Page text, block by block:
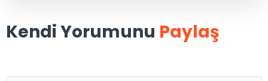
Sıkça Sorulan Sorular Hakkımızda
Kendi Yorumunu Paylaş